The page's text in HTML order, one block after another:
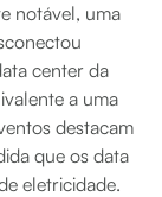
notável, uma
center da
a uma
destacam
que os data
eletricidade.